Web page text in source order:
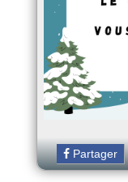
Partager